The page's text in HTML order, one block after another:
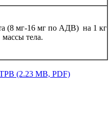
(8 мг-16 мг по АДВ) на 1 кг
массы тела.
(2.23 MB, PDF)